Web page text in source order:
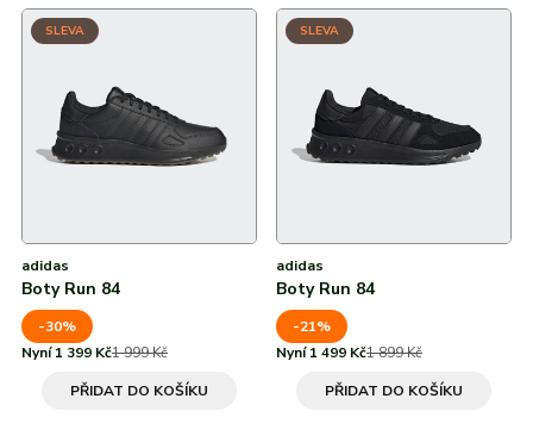
SLEVA
adidas
Boty Run 84
-30%
Nyní 1 399 Kč1 999 Kč
PŘIDAT DO KOŠÍKU
SLEVA
adidas
Boty Run 84
-21%
Nyní 1 499 Kč1 899 Kč
PŘIDAT DO KOŠÍKU